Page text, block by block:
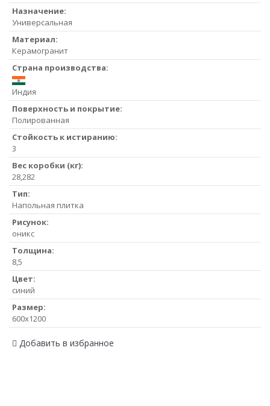
Назначение:
Универсальная
Материал:
Керамогранит
Страна производства:
Индия
Поверхность и покрытие:
Полированная
Стойкость к истиранию:
3
Вес коробки (кг):
28,282
Тип:
Напольная плитка
Рисунок:
оникс
Толщина:
8,5
Цвет:
синий
Размер:
600x1200
Добавить в избранное